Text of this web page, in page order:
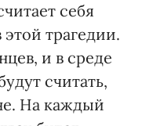
себя
трагедии.
и в среде
считать,
На каждый